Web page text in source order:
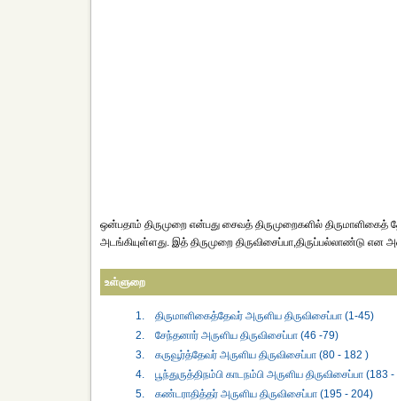
ஒன்பதாம் திருமுறை என்பது சைவத் திருமுறைகளில்
அடங்கியுள்ளது. இத் திருமுறை திருவிசைப்பா,திருப்பல்லாண்டு என
உள்ளுறை
1. திருமாளிகைத்தேவர் அருளிய திருவிசைப்பா (1-45)
2. சேந்தனார் அருளிய திருவிசைப்பா (46 -79)
3. கருவூர்த்தேவர் அருளிய திருவிசைப்பா (80 - 182 )
4. பூந்துருத்திநம்பி காடநம்பி அருளிய திருவிசைப்பா (183
5. கண்டராதித்தர் அருளிய திருவிசைப்பா (195 - 204)